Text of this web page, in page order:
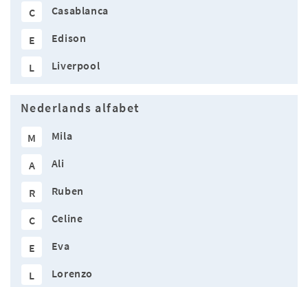
C Casablanca
E Edison
L Liverpool
Nederlands alfabet
M Mila
A Ali
R Ruben
C Celine
E Eva
L Lorenzo